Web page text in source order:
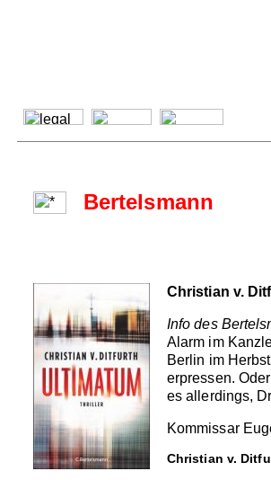
Bertelsmann
Christian v.
Info des
Alarm im
Berlin im
erpressen.
es allerdings,
Kommissar
Christian v.